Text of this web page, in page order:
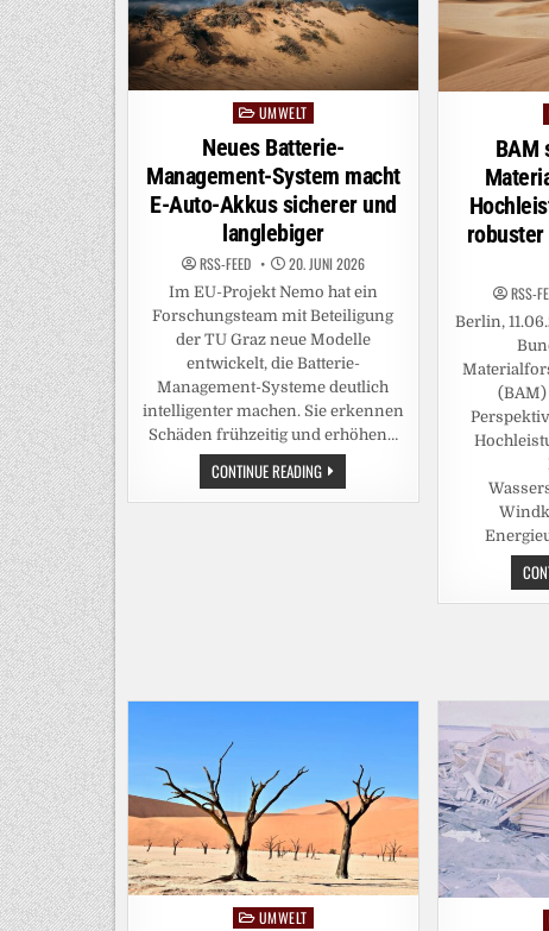
PostedUMWELT
Neues Batterie-
Management-System macht
E-Auto-Akkus sicherer und
langlebiger
RSS-FEED 20. JUNI 2026
Im EU-Projekt Nemo hat ein
Forschungsteam mit Beteiligung
der TU Graz neue Modelle
entwickelt, die Batterie-
Management-Systeme deutlich
intelligenter machen. Sie erkennen
Schäden frühzeitig und erhöhen…
CONTINUE READINGNEUES
BATTERIE-
MANAGEMENT-
BAM
RSS-
Berlin,
PostedUMWELT